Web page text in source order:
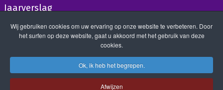
Jaarverslag
Wij gebruiken cookies om uw ervaring op onze website te verbeteren. Door
het surfen op deze website, gaat u akkoord met het gebruik van deze
cookies.
Ok, ik heb het begrepen.
Afwijzen